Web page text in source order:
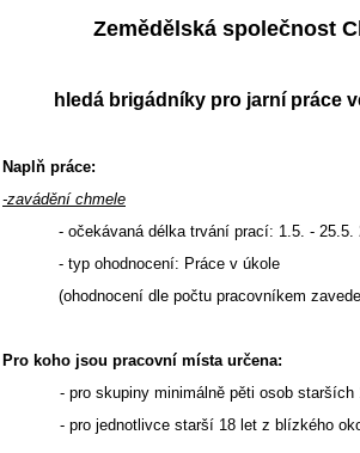
Zemědělská společnost
hledá brigádníky pro jarní práce
Naplň práce:
-zavádění chmele
- očekávaná délka trvání prací: 1.5. - 25.5.
- typ ohodnocení: Práce v úkole
(ohodnocení dle počtu pracovníkem
Pro koho jsou pracovní místa určena:
- pro skupiny minimálně pěti osob starších
- pro jednotlivce starší 18 let z blízkého